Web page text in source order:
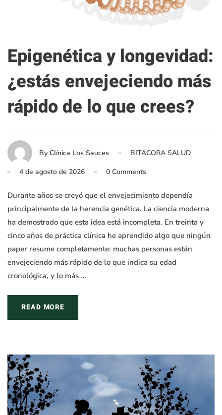
Epigenética y longevidad:
¿estás envejeciendo más
rápido de lo que crees?
By Clínica Los Sauces BITÁCORA SALUD
4 de agosto de 2026 0 Comments
Durante años se creyó que el envejecimiento dependía
principalmente de la herencia genética. La ciencia moderna
ha demostrado que esta idea está incompleta. En treinta y
cinco años de práctica clínica he aprendido algo que ningún
paper resume completamente: muchas personas están
envejeciendo más rápido de lo que indica su edad
cronológica, y lo más …
READ MORE